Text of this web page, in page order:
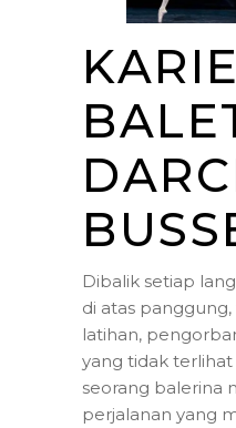
Dibalik setiap
di atas
latihan,
yang tidak
seorang balerina
perjalanan yang